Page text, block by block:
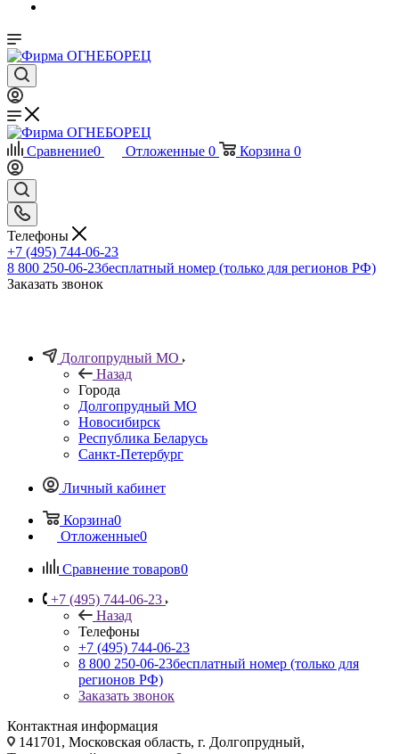
Сравнение0 Отложенные 0 Корзина 0
Телефоны
+7 (495) 744-06-23
8 800 250-06-23бесплатный номер (только для регионов РФ)
Заказать звонок
Долгопрудный МО
Назад
Города
Долгопрудный МО
Новосибирск
Республика Беларусь
Санкт-Петербург
Личный кабинет
Корзина0
Отложенные0
Сравнение товаров0
+7 (495) 744-06-23
Назад
Телефоны
+7 (495) 744-06-23
8 800 250-06-23бесплатный номер (только для
регионов РФ)
Заказать звонок
Контактная информация
141701, Московская область, г. Долгопрудный,